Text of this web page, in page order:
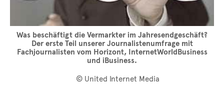
Was beschäftigt die Vermarkter im Jahresendgeschäft?
Der erste Teil unserer Journalistenumfrage mit
Fachjournalisten vom Horizont, InternetWorldBusiness
und iBusiness.
© United Internet Media